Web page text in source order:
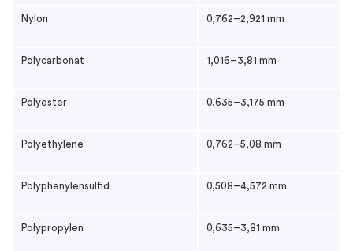
Nylon 0,762–2,921 mm
Polycarbonat 1,016–3,81 mm
Polyester 0,635–3,175 mm
Polyethylene 0,762–5,08 mm
Polyphenylensulfid 0,508–4,572 mm
Polypropylen 0,635–3,81 mm